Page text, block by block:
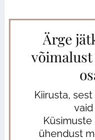
Ärge
Kiirusta,
ühendust